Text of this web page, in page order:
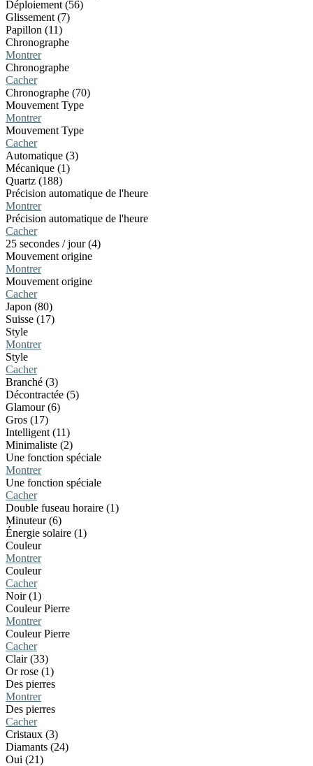
Déploiement (56)
Glissement (7)
Papillon (11)
Chronographe
Montrer
Chronographe
Cacher
Chronographe (70)
Mouvement Type
Montrer
Mouvement Type
Cacher
Automatique (3)
Mécanique (1)
Quartz (188)
Précision automatique de l'heure
Montrer
Précision automatique de l'heure
Cacher
25 secondes / jour (4)
Mouvement origine
Montrer
Mouvement origine
Cacher
Japon (80)
Suisse (17)
Style
Montrer
Style
Cacher
Branché (3)
Décontractée (5)
Glamour (6)
Gros (17)
Intelligent (11)
Minimaliste (2)
Une fonction spéciale
Montrer
Une fonction spéciale
Cacher
Double fuseau horaire (1)
Minuteur (6)
Énergie solaire (1)
Couleur
Montrer
Couleur
Cacher
Noir (1)
Couleur Pierre
Montrer
Couleur Pierre
Cacher
Clair (33)
Or rose (1)
Des pierres
Montrer
Des pierres
Cacher
Cristaux (3)
Diamants (24)
Oui (21)